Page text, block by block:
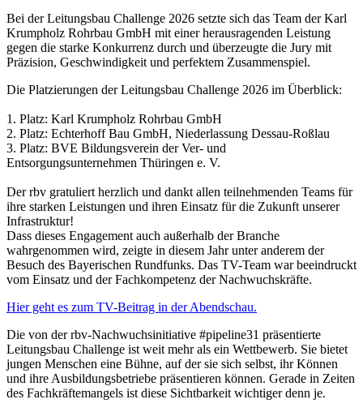
Bei der Leitungsbau Challenge 2026 setzte sich das Team der Karl
Krumpholz Rohrbau GmbH mit einer herausragenden Leistung
gegen die starke Konkurrenz durch und überzeugte die Jury mit
Präzision, Geschwindigkeit und perfektem Zusammenspiel.
Die Platzierungen der Leitungsbau Challenge 2026 im Überblick:
1. Platz: Karl Krumpholz Rohrbau GmbH
2. Platz: Echterhoff Bau GmbH, Niederlassung Dessau-Roßlau
3. Platz: BVE Bildungsverein der Ver- und
Entsorgungsunternehmen Thüringen e. V.
Der rbv gratuliert herzlich und dankt allen teilnehmenden Teams für
ihre starken Leistungen und ihren Einsatz für die Zukunft unserer
Infrastruktur!
Dass dieses Engagement auch außerhalb der Branche
wahrgenommen wird, zeigte in diesem Jahr unter anderem der
Besuch des Bayerischen Rundfunks. Das TV-Team war beeindruckt
vom Einsatz und der Fachkompetenz der Nachwuchskräfte.
Hier geht es zum TV-Beitrag in der Abendschau.
Die von der rbv-Nachwuchsinitiative #pipeline31 präsentierte
Leitungsbau Challenge ist weit mehr als ein Wettbewerb. Sie bietet
jungen Menschen eine Bühne, auf der sie sich selbst, ihr Können
und ihre Ausbildungsbetriebe präsentieren können. Gerade in Zeiten
des Fachkräftemangels ist diese Sichtbarkeit wichtiger denn je.